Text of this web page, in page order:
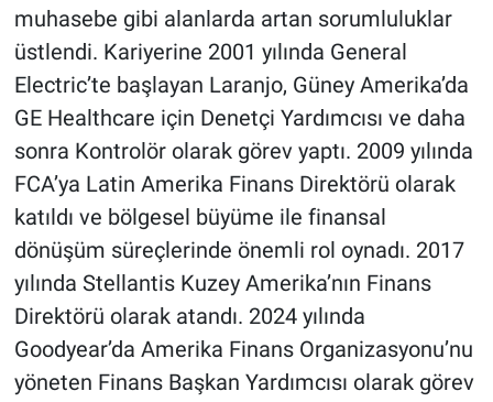
muhasebe gibi alanlarda artan sorumluluklar
üstlendi. Kariyerine 2001 yılında General
Electric’te başlayan Laranjo, Güney Amerika’da
GE Healthcare için Denetçi Yardımcısı ve daha
sonra Kontrolör olarak görev yaptı. 2009 yılında
FCA’ya Latin Amerika Finans Direktörü olarak
katıldı ve bölgesel büyüme ile finansal
dönüşüm süreçlerinde önemli rol oynadı. 2017
yılında Stellantis Kuzey Amerika’nın Finans
Direktörü olarak atandı. 2024 yılında
Goodyear’da Amerika Finans Organizasyonu’nu
yöneten Finans Başkan Yardımcısı olarak görev